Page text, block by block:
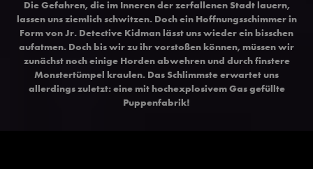
Die Gefahren, die im Inneren der zerfallenen Stadt lauern,
lassen uns ziemlich schwitzen. Doch ein Hoffnungsschimmer in
Form von Jr. Detective Kidman lässt uns wieder ein bisschen
aufatmen. Doch bis wir zu ihr vorstoßen können, müssen wir
zunächst noch einige Horden abwehren und durch finstere
Monstertümpel kraulen. Das Schlimmste erwartet uns
allerdings zuletzt: eine mit hochexplosivem Gas gefüllte
Puppenfabrik!